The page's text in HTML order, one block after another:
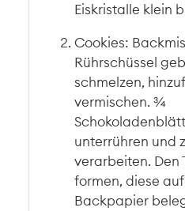
Eiskristalle klein
Cookies:
Rührschüssel
schmelzen,
vermischen. ¾
unterrühren und
verarbeiten. Den
formen, diese
Backpapier